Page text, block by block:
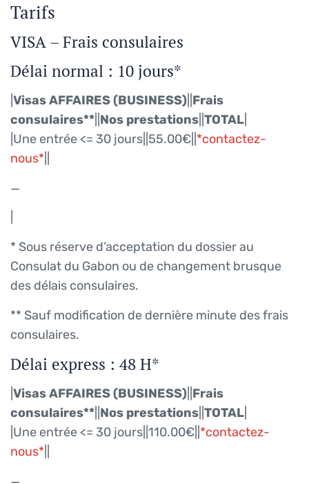
Tarifs
VISA – Frais consulaires
Délai normal : 10 jours*
Visas AFFAIRES (BUSINESS) Frais
consulaires** Nos prestations TOTAL
|Une entrée <= 30 jours||55.00€|| *contactez-
nous*
–
* Sous réserve d’acceptation du dossier au
Consulat du Gabon ou de changement brusque
des délais consulaires.
** Sauf modification de dernière minute des frais
consulaires.
Délai express : 48 H*
Visas AFFAIRES (BUSINESS) Frais
consulaires** Nos prestations TOTAL
|Une entrée <= 30 jours||110.00€|| *contactez-
nous*